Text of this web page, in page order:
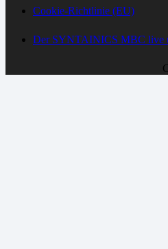
Cookie-Richtlinie (EU)
Der SYNTAINICS MBC live